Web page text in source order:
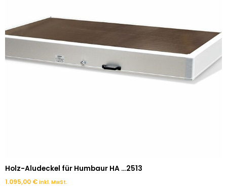
Holz-Aludeckel für Humbaur HA …2513
1.095,00 € inkl. MwSt.